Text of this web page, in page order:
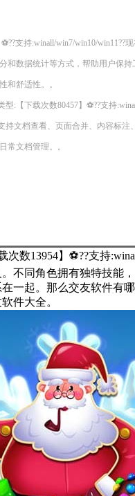
支持:winall/win7/win10/win11??
和数据统计等方式，帮助用户保
和舒适性。。
:【下载次数80457】⚽??支持
持文档查看、页面合并、内容标
常文档管理。。
数13954】⚽??支持
不同角色拥有独特技能
一起。那么交友软件有
件大全。